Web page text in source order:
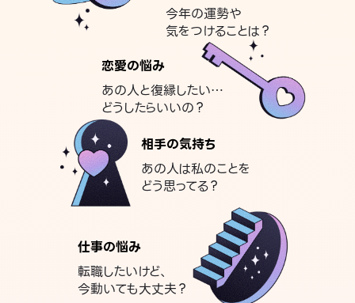
今年の運勢や
気をつけることは？
恋愛の悩み
あの人と復縁したい…
どうしたらいいの？
相手の気持ち
あの人は私のことを
どう思ってる？
仕事の悩み
転職したいけど、
今動いても大丈夫？